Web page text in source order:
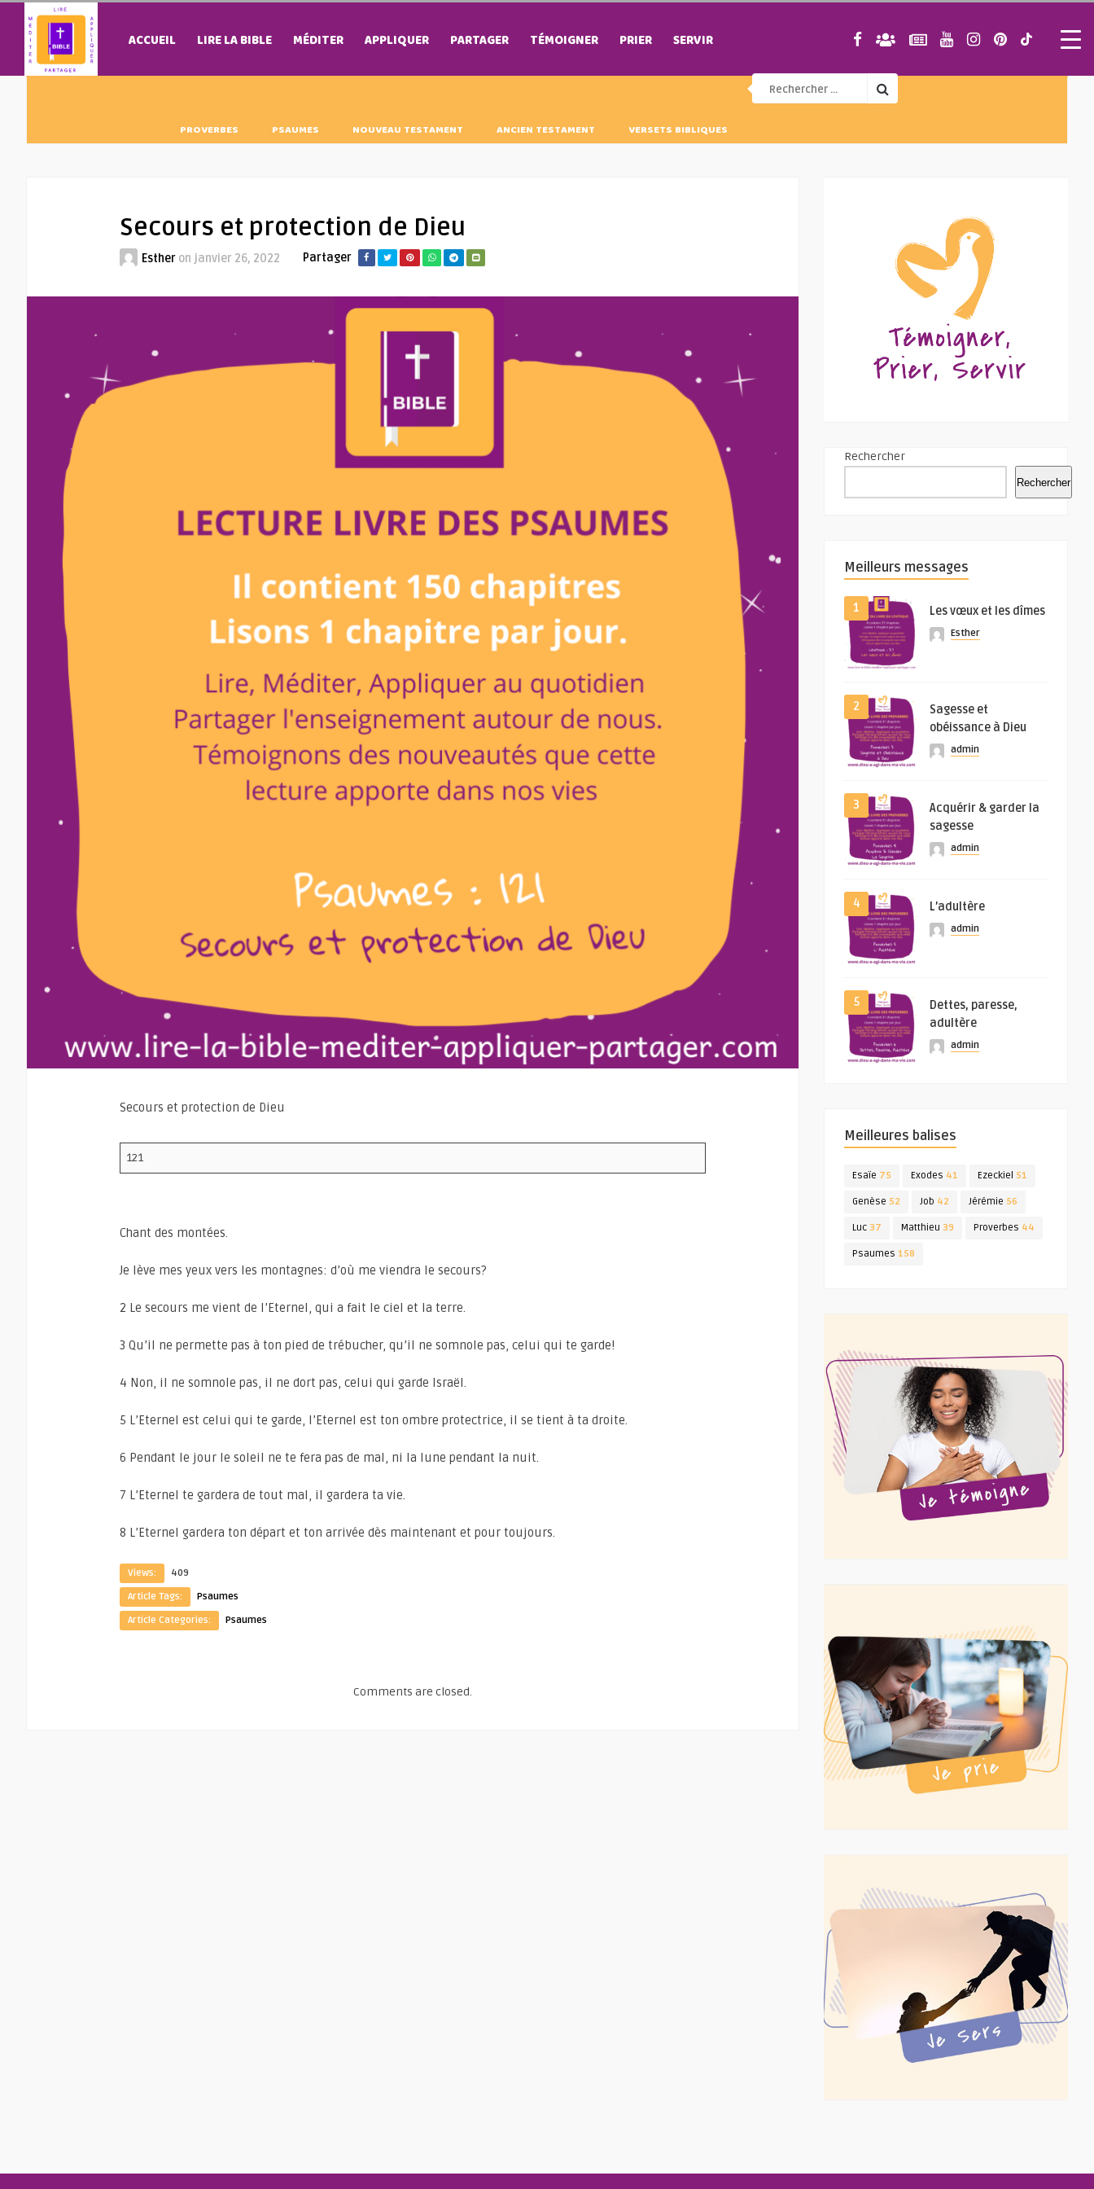
ACCUEIL LIRE LA BIBLE MÉDITER APPLIQUER PARTAGER TÉMOIGNER PRIER SERVIR
PROVERBES PSAUMES NOUVEAU TESTAMENT ANCIEN TESTAMENT VERSETS BIBLIQUES
Secours et protection de Dieu
Esther on janvier 26, 2022 Partager
Secours et protection de Dieu
121
Chant des montées.
Je lève mes yeux vers les montagnes: d’où me viendra le secours?
2 Le secours me vient de l’Eternel, qui a fait le ciel et la terre.
3 Qu’il ne permette pas à ton pied de trébucher, qu’il ne somnole pas, celui qui te garde!
4 Non, il ne somnole pas, il ne dort pas, celui qui garde Israël.
5 L’Eternel est celui qui te garde, l’Eternel est ton ombre protectrice, il se tient à ta droite.
6 Pendant le jour le soleil ne te fera pas de mal, ni la lune pendant la nuit.
7 L’Eternel te gardera de tout mal, il gardera ta vie.
8 L’Eternel gardera ton départ et ton arrivée dès maintenant et pour toujours.
Views:
409
Article Tags:
Psaumes
Article Categories:
Psaumes
Comments are closed.
Rechercher
Rechercher
Meilleurs messages
1 Les vœux et les dîmes
Esther
2
Sagesse et
obéissance à Dieu
admin
3
Acquérir & garder la
sagesse
admin
4 L’adultère
admin
5
Dettes, paresse,
adultère
admin
Meilleures balises
Esaïe 75 Exodes 41 Ezeckiel 51
Genèse 52 Job 42 Jérémie 56
Luc 37 Matthieu 39 Proverbes 44
Psaumes 158